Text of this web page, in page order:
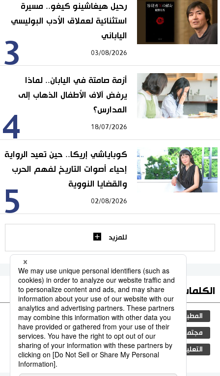
3
رحيل هيغاشينو كيغو.. مسيرة
استثنائية لعملاق الأدب البوليسي
الياباني
03/08/2026
4
أزمة صامتة في اليابان.. لماذا
يرفض آلاف الأطفال الذهاب إلى
المدارس؟
18/07/2026
5
كوباياشي إريكا.. حين تعيد الرواية
إحياء أصوات التاريخ لفهم الحرب
والقضايا النووية
02/08/2026
للمزيد
الكلمات الأكثر بحثا
المطبخ الياباني ثقافة اليابان جيجي برس
مجتمع الكاكي المجتمع الياباني تكنولوجيا
التعليم الياباني الحكومة اليابانية